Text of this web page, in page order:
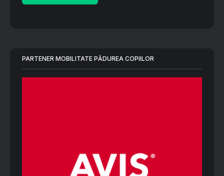
PARTENER MOBILITATE PĂDUREA COPIILOR